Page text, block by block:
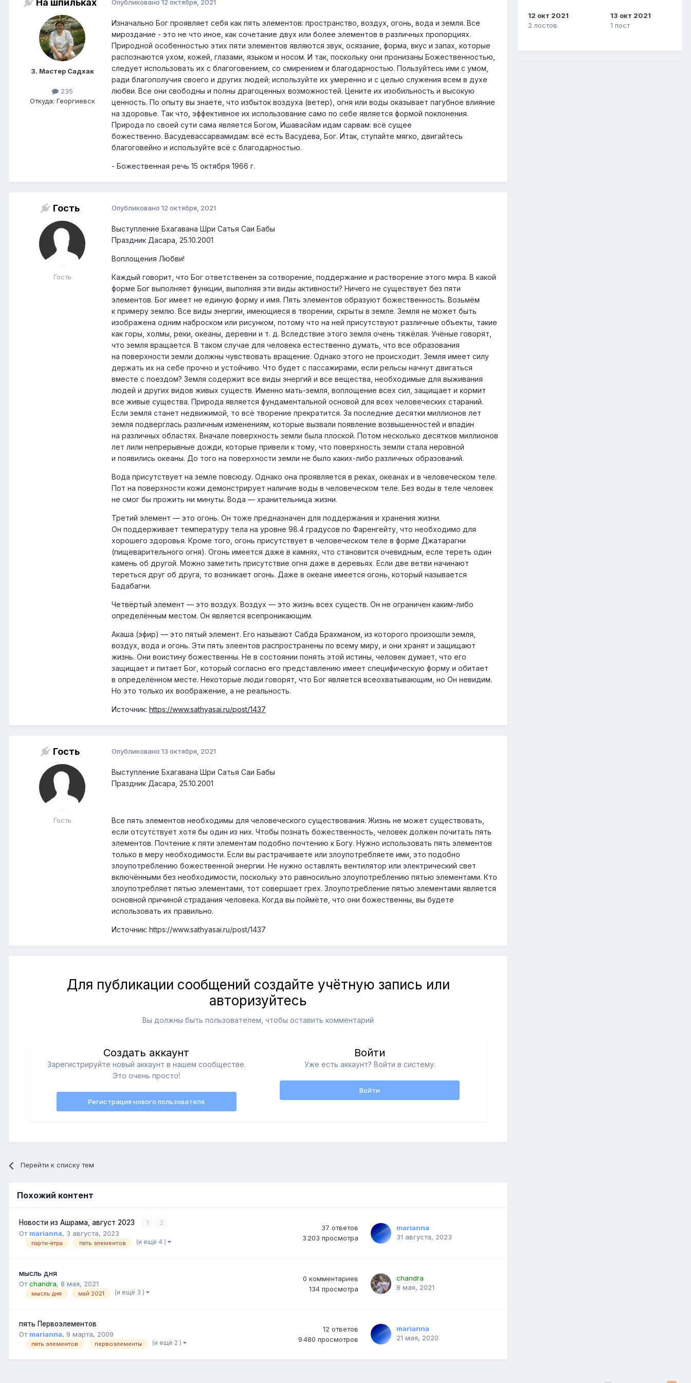
На шпильках
3. Мастер Садхак
235
Откуда: Георгиевск
Опубликовано 12 октября, 2021
Изначально Бог проявляет себя как пять элементов: пространство, воздух, огонь, вода и земля. Все
мироздание - это не что иное, как сочетание двух или более элементов в различных пропорциях.
Природной особенностью этих пяти элементов являются звук, осязание, форма, вкус и запах, которые
распознаются ухом, кожей, глазами, языком и носом. И так, поскольку они пронизаны Божественностью,
следует использовать их с благоговением, со смирением и благодарностью. Пользуйтесь ими с умом,
ради благополучия своего и других людей; используйте их умеренно и с целью служения всем в духе
любви. Все они свободны и полны драгоценных возможностей. Цените их изобильность и высокую
ценность. По опыту вы знаете, что избыток воздуха (ветер), огня или воды оказывает пагубное влияние
на здоровье. Так что, эффективное их использование само по себе является формой поклонения.
Природа по своей сути сама является Богом, Ишавасйам идам сарвам: всё сущее
божественно. Васудевассарвамидам: всё есть Васудева, Бог. Итак, ступайте мягко, двигайтесь
благоговейно и используйте всё с благодарностью.
- Божественная речь 15 октября 1966 г.
Гость
Гость
Опубликовано 12 октября, 2021
Выступление Бхагавана Шри Сатья Саи Бабы
Праздник Дасара, 25.10.2001
Воплощения Любви!
Каждый говорит, что Бог ответственен за сотворение, поддержание и растворение этого мира. В какой
форме Бог выполняет функции, выполняя эти виды активности? Ничего не существует без пяти
элементов. Бог имеет не единую форму и имя. Пять элементов образуют божественность. Возьмём
к примеру землю. Все виды энергии, имеющиеся в творении, скрыты в земле. Земля не может быть
изображена одним наброском или рисунком, потому что на ней присутствуют различные объекты, такие
как горы, холмы, реки, океаны, деревни и т. д. Вследствие этого земля очень тяжёлая. Учёные говорят,
что земля вращается. В таком случае для человека естественно думать, что все образования
на поверхности земли должны чувствовать вращение. Однако этого не происходит. Земля имеет силу
держать их на себе прочно и устойчиво. Что будет с пассажирами, если рельсы начнут двигаться
вместе с поездом? Земля содержит все виды энергий и все вещества, необходимые для выживания
людей и других видов живых существ. Именно мать-земля, воплощение всех сил, защищает и кормит
все живые существа. Природа является фундаментальной основой для всех человеческих стараний.
Если земля станет недвижимой, то всё творение прекратится. За последние десятки миллионов лет
земля подверглась различным изменениям, которые вызвали появление возвышенностей и впадин
на различных областях. Вначале поверхность земли была плоской. Потом несколько десятков миллионов
лет лили непрерывные дожди, которые привели к тому, что поверхность земли стала неровной
и появились океаны. До того на поверхности земли не было каких-либо различных образований.
Вода присутствует на земле повсюду. Однако она проявляется в реках, океанах и в человеческом теле.
Пот на поверхности кожи демонстрирует наличие воды в человеческом теле. Без воды в теле человек
не смог бы прожить ни минуты. Вода — хранительница жизни.
Третий элемент — это огонь. Он тоже предназначен для поддержания и хранения жизни.
Он поддерживает температуру тела на уровне 98.4 градусов по Фаренгейту, что необходимо для
хорошего здоровья. Кроме того, огонь присутствует в человеческом теле в форме Джатарагни
(пищеварительного огня). Огонь имеется даже в камнях, что становится очевидным, есле тереть один
камень об другой. Можно заметить присутствие огня даже в деревьях. Если две ветви начинают
тереться друг об друга, то возникает огонь. Даже в океане имеется огонь, который называется
Бадабагни.
Четвёртый элемент — это воздух. Воздух — это жизнь всех существ. Он не ограничен каким-либо
определённым местом. Он является всепроникающим.
Акаша (эфир) — это пятый элемент. Его называют Сабда Брахманом, из которого произошли земля,
воздух, вода и огонь. Эти пять элеентов распространены по всему миру, и они хранят и защищают
жизнь. Они воистину божественны. Не в состоянии понять этой истины, человек думает, что его
защищает и питает Бог, который согласно его представлению имеет специфическую форму и обитает
в определённом месте. Некоторые люди говорят, что Бог является всеохватывающим, но Он невидим.
Но это только их воображение, а не реальность.
Источник: https://www.sathyasai.ru/post/1437
Гость
Гость
Опубликовано 13 октября, 2021
Выступление Бхагавана Шри Сатья Саи Бабы
Праздник Дасара, 25.10.2001
Все пять элементов необходимы для человеческого существования. Жизнь не может существовать,
если отсутствует хотя бы один из них. Чтобы познать божественность, человек должен почитать пять
элементов. Почтение к пяти элементам подобно почтению к Богу. Нужно использовать пять элементов
только в меру необходимости. Если вы растрачиваете или злоупотребляете ими, это подобно
злоупотреблению божественной энергии. Не нужно оставлять вентилятор или электрический свет
включёнными без необходимости, поскольку это равносильно злоупотреблению пятью элементами. Кто
злоупотребляет пятью элементами, тот совершает грех. Злоупотребление пятью элементами является
основной причиной страдания человека. Когда вы поймёте, что они божественны, вы будете
использовать их правильно.
Источник: https://www.sathyasai.ru/post/1437
Для публикации сообщений создайте учётную запись или
авторизуйтесь
Вы должны быть пользователем, чтобы оставить комментарий
Создать аккаунт
Зарегистрируйте новый аккаунт в нашем сообществе.
Это очень просто!
Регистрация нового пользователя
Войти
Уже есть аккаунт? Войти в систему.
Войти
Перейти к списку тем
Похожий контент
Новости из Ашрама, август 2023 1 2
От marianna, 3 августа, 2023
парти-ятра пять элементов (и ещё 4 )
37 ответов
3 203 просмотра
marianna
31 августа, 2023
мысль дня
Отchandra, 8 мая, 2021
мысль дня май 2021 (и ещё 3 )
0 комментариев
134 просмотра
chandra
8 мая, 2021
пять Первоэлементов
От marianna, 9 марта, 2009
пять элементов первоэлементы (и ещё 2 )
12 ответов
9 480 просмотров
marianna
21 мая, 2020
12 окт 2021
2 постов
13 окт 2021
1 пост